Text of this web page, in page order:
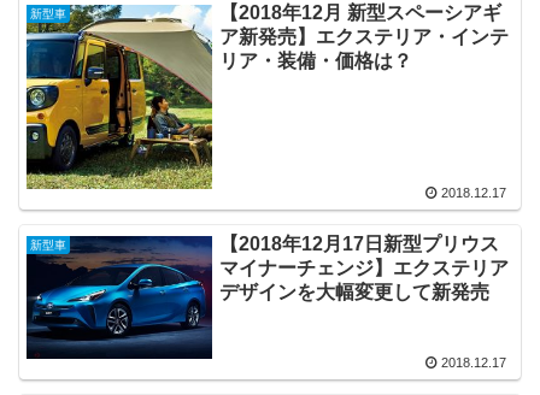
新型車
【2018年12月 新型スペーシアギ
ア新発売】エクステリア・インテ
リア・装備・価格は？
2018.12.17
新型車
【2018年12月17日新型プリウス
マイナーチェンジ】エクステリア
デザインを大幅変更して新発売
2018.12.17